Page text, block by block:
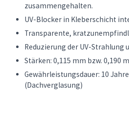
zusammengehalten.
UV-Blocker in Kleberschicht
Transparente,
Reduzierung der UV-Strahlung
Stärken: 0,115 mm bzw. 0,190
Gewährleistungsdauer: 10
(Dachverglasung)